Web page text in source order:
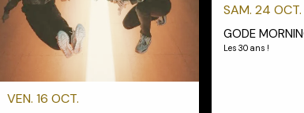
VEN. 16 OCT.
SAM. 24 OCT.
GODE
Les 30 ans !